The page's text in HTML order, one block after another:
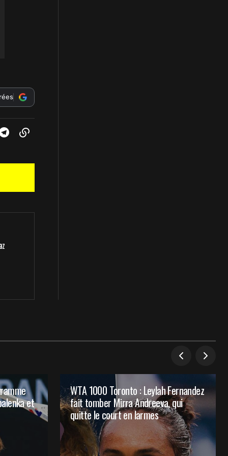
et
WTA 1000 Toronto : Leylah Fernandez
fait tomber Mirra Andreeva, qui
quitte le court en larmes